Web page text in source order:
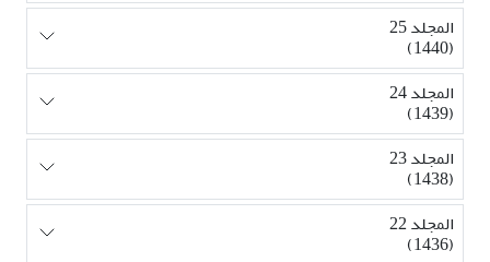
المجلد 25
(1440)
المجلد 24
(1439)
المجلد 23
(1438)
المجلد 22
(1436)